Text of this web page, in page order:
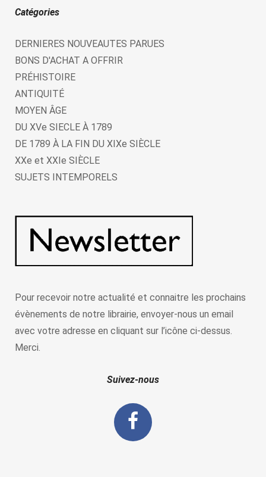
Catégories
DERNIERES NOUVEAUTES PARUES
BONS D'ACHAT A OFFRIR
PRÉHISTOIRE
ANTIQUITÉ
MOYEN ÂGE
DU XVe SIECLE À 1789
DE 1789 À LA FIN DU XIXe SIÈCLE
XXe et XXIe SIÈCLE
SUJETS INTEMPORELS
Pour recevoir notre actualité et connaitre les prochains
évènements de notre librairie, envoyer-nous un email
avec votre adresse en cliquant sur l’icône ci-dessus.
Merci.
Suivez-nous